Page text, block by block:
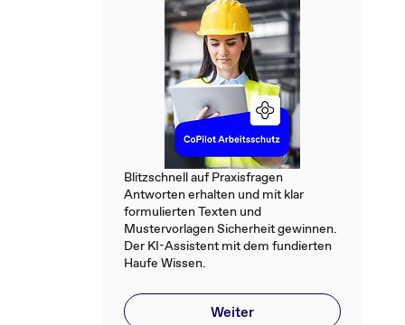
Blitzschnell auf Praxisfragen
Antworten erhalten und mit klar
formulierten Texten und
Mustervorlagen Sicherheit gewinnen.
Der KI-Assistent mit dem fundierten
Haufe Wissen.
Weiter